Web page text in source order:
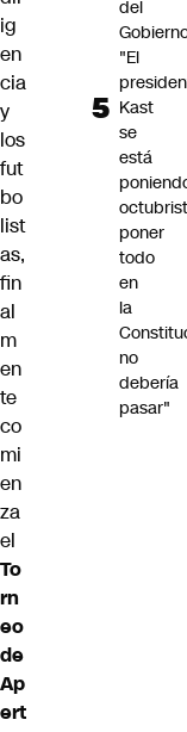
ig
en
cia
y
los
fut
bo
list
as,
fin
al
m
en
te
co
mi
en
za
el
To
rn
eo
de
Ap
ert
del
"El
Kast
se
está
poner
todo
en
la
no
debería
pasar"